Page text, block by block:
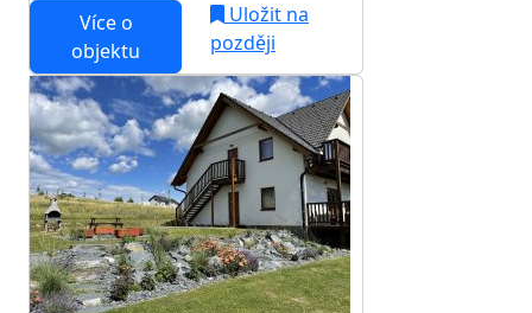
Více o
objektu
Uložit na
později